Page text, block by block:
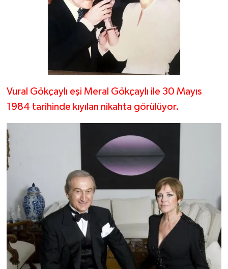
Vural Gökçaylı eşi Meral Gökçaylı ile 30 Mayıs
1984 tarihinde kıyılan nikahta görülüyor.